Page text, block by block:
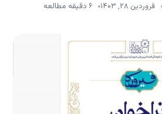
فروردین ۲۸, ۱۴۰۳ ۶ دقیقه مطالعه